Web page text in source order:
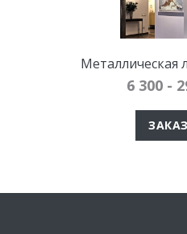
Металлическая
6 300 -